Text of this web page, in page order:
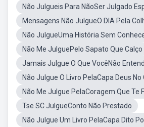
Não Julgueis Para NãoSer Julgado
Mensagens Não JulgueO DIA Pela
Não JulgueUma História Sem
Não Me JulguePelo Sapato Que Calço
Jamais Julgue O Que VocêNão
Não Julgue O Livro PelaCapa Deus
Não Me Julgue PelaCoragem Que Te
Tse SC JulgueConto Não Prestado
Não Julgue Um Livro PelaCapa Dito